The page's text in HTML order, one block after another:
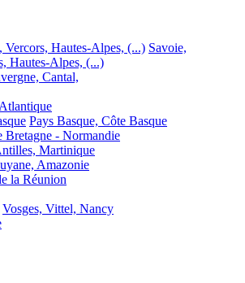
Vercors, Hautes-Alpes, (...) Savoie,
Hautes-Alpes, (...)
Cantal,
Pays Basque, Côte Basque
Bretagne - Normandie
Martinique
Amazonie
la Réunion
Vosges, Vittel, Nancy